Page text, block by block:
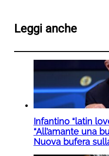
Leggi anche
Infantino “latin
“All’amante una
Nuova bufera